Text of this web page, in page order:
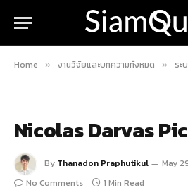
Home » งานวิจัยและบทความทั้งหมด » ระ
Nicolas Darvas
By Thanadon Praphutikul
May
No Comments
1 Min Read